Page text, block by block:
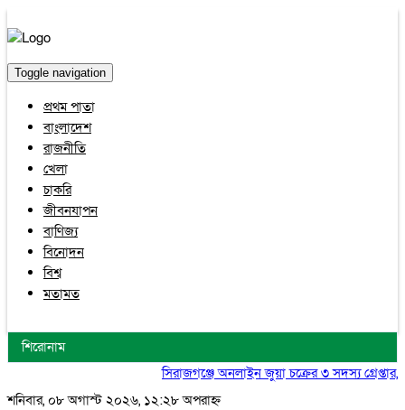
Toggle navigation
প্রথম পাতা
বাংলাদেশ
রাজনীতি
খেলা
চাকরি
জীবনযাপন
বাণিজ্য
বিনোদন
বিশ্ব
মতামত
শিরোনাম
সিরাজগঞ্জে অনলাইন জুয়া চক্রের ৩ সদস্য গ্রেপ্তার,
শনিবার, ০৮ অগাস্ট ২০২৬, ১২:২৮ অপরাহ্ন